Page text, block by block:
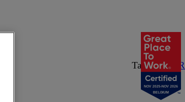
Taal:NL/ FR
NOV 2025-NOV 2026
BELGIUM